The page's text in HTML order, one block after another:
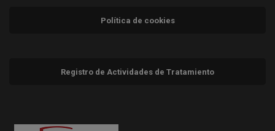
Política de cookies
Registro de Actividades de Tratamiento